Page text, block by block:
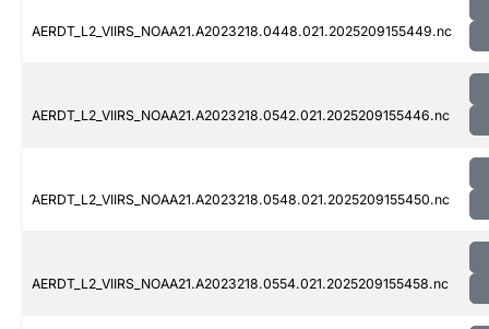
AERDT_L2_VIIRS_NOAA21.A2023218.0448.021.2025209155449.nc
AERDT_L2_VIIRS_NOAA21.A2023218.0542.021.2025209155446.nc
AERDT_L2_VIIRS_NOAA21.A2023218.0548.021.2025209155450.nc
AERDT_L2_VIIRS_NOAA21.A2023218.0554.021.2025209155458.nc